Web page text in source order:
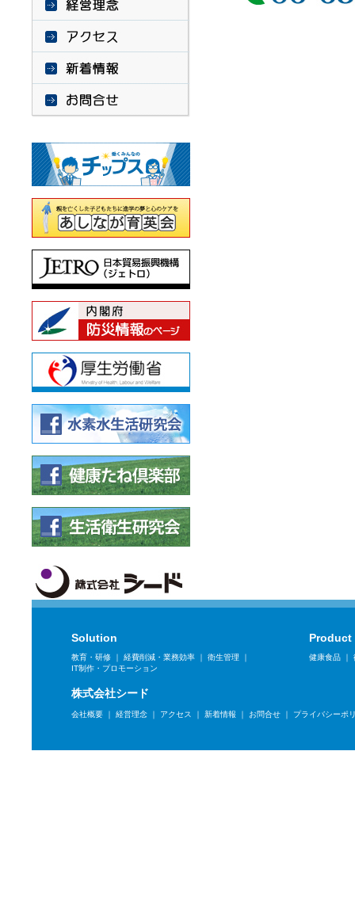
Solution
教育・研修 ｜ 経費削減・業務効率 ｜ 衛生管理 ｜
IT制作・プロモーション
Product
健康食品 ｜
株式会社シード
会社概要 ｜ 経営理念 ｜ アクセス ｜ 新着情報 ｜ お問合せ ｜ プライバシーポ